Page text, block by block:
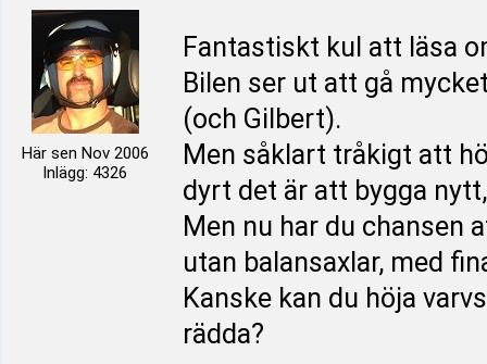
Här sen Nov 2006
Inlägg: 4326
Fantastiskt kul att läsa
Bilen ser ut att gå
(och Gilbert).
Men såklart tråkigt att
dyrt det är att bygga
Men nu har du chansen
utan balansaxlar, med
Kanske kan du höja
rädda?